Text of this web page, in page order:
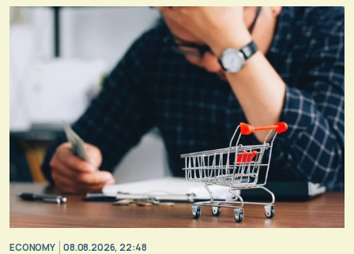
ECONOMY 08.08.2026, 22:48